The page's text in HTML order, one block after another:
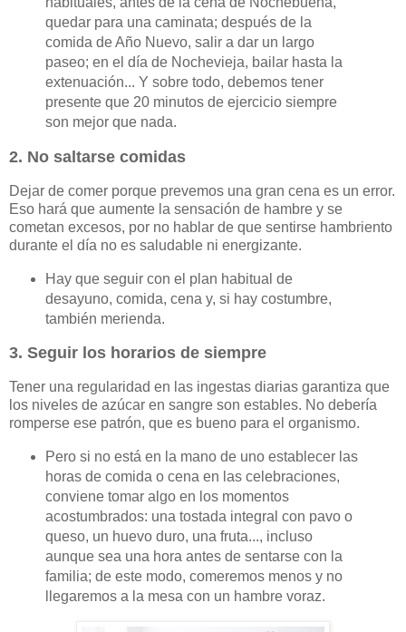
quedar para una caminata; después de la
comida de Año Nuevo, salir a dar un largo
paseo; en el día de Nochevieja, bailar hasta la
extenuación... Y sobre todo, debemos tener
presente que 20 minutos de ejercicio siempre
son mejor que nada.
2. No saltarse comidas
Dejar de comer porque prevemos una gran cena es un error.
Eso hará que aumente la sensación de hambre y se
cometan excesos, por no hablar de que sentirse hambriento
durante el día no es saludable ni energizante.
Hay que seguir con el plan habitual de
desayuno, comida, cena y, si hay costumbre,
también merienda.
3. Seguir los horarios de siempre
Tener una regularidad en las ingestas diarias garantiza que
los niveles de azúcar en sangre son estables. No debería
romperse ese patrón, que es bueno para el organismo.
Pero si no está en la mano de uno establecer las
horas de comida o cena en las celebraciones,
conviene tomar algo en los momentos
acostumbrados: una tostada integral con pavo o
queso, un huevo duro, una fruta..., incluso
aunque sea una hora antes de sentarse con la
familia; de este modo, comeremos menos y no
llegaremos a la mesa con un hambre voraz.